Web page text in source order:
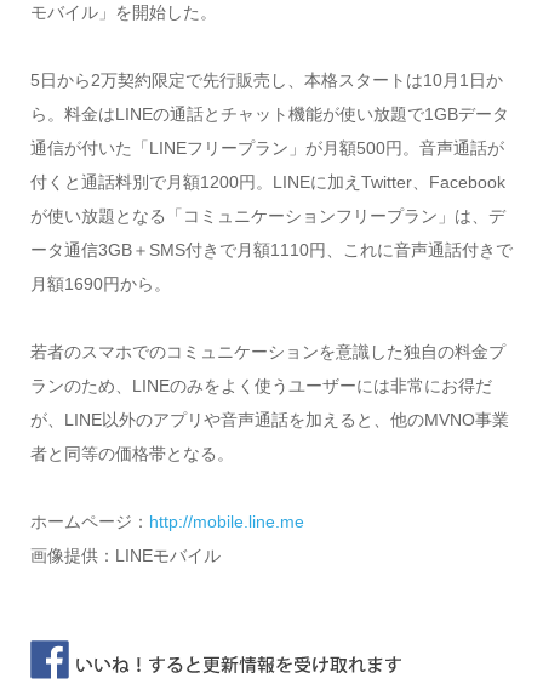
モバイル」を開始した。
5日から2万契約限定で先行販売し、本格スタートは10月1日か
ら。料金はLINEの通話とチャット機能が使い放題で1GBデータ
通信が付いた「LINEフリープラン」が月額500円。音声通話が
付くと通話料別で月額1200円。LINEに加えTwitter、Facebook
が使い放題となる「コミュニケーションフリープラン」は、デ
ータ通信3GB＋SMS付きで月額1110円、これに音声通話付きで
月額1690円から。
若者のスマホでのコミュニケーションを意識した独自の料金プ
ランのため、LINEのみをよく使うユーザーには非常にお得だ
が、LINE以外のアプリや音声通話を加えると、他のMVNO事業
者と同等の価格帯となる。
ホームページ： http://mobile.line.me
画像提供：LINEモバイル